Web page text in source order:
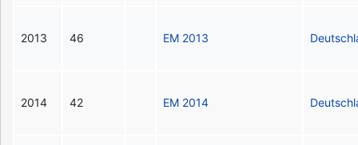
2013 46 EM 2013
2014 42 EM 2014